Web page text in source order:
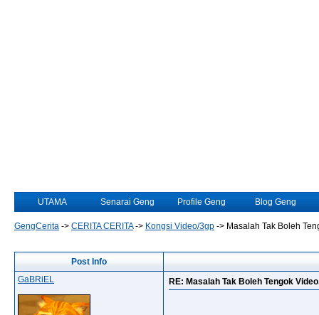
UTAMA Senarai Geng Profile Geng Blog Geng
GengCerita -> CERITA CERITA-> Kongsi Video/3gp -> Masalah Tak Boleh
Post Info
GaBRiEL
RE: Masalah Tak Boleh Tengok